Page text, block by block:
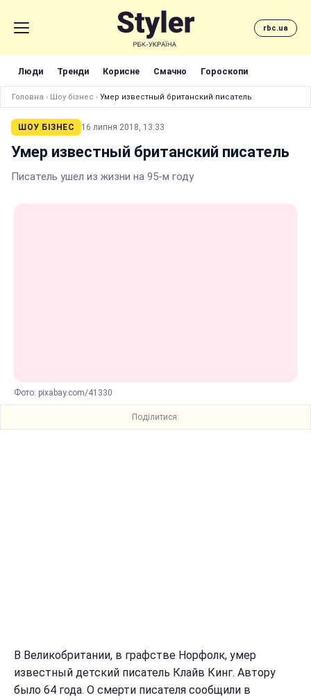
rbc.ua
Люди Тренди Корисне Смачно Гороскопи
Головна › Шоу бізнес › Умер известный британский писатель
ШОУ БІЗНЕС 16 липня 2018, 13:33
Умер известный британский писатель
Писатель ушел из жизни на 95-м году
Фото: pixabay.com/41330
Поділитися:
В Великобритании, в графстве Норфолк, умер
известный детский писатель Клайв Кинг. Автору
было 64 года. О смерти писателя сообщили в